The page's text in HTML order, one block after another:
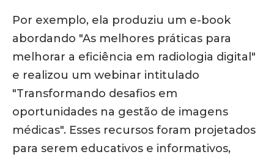
Por exemplo, ela produziu um e-book
abordando "As melhores práticas para
melhorar a eficiência em radiologia digital"
e realizou um webinar intitulado
"Transformando desafios em
oportunidades na gestão de imagens
médicas". Esses recursos foram projetados
para serem educativos e informativos,